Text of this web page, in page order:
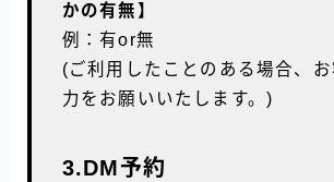
かの有無】
例：有or無
(ご利用したことのある場合、お
力をお願いいたします。)
3.DM予約